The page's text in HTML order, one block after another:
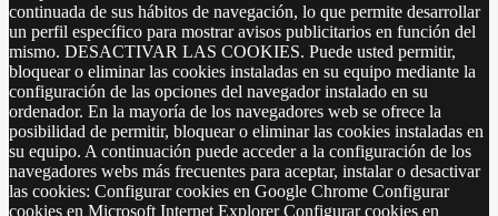
continuada de sus hábitos de navegación, lo que permite desarrollar
un perfil específico para mostrar avisos publicitarios en función del
mismo. DESACTIVAR LAS COOKIES. Puede usted permitir,
bloquear o eliminar las cookies instaladas en su equipo mediante la
configuración de las opciones del navegador instalado en su
ordenador. En la mayoría de los navegadores web se ofrece la
posibilidad de permitir, bloquear o eliminar las cookies instaladas en
su equipo. A continuación puede acceder a la configuración de los
navegadores webs más frecuentes para aceptar, instalar o desactivar
las cookies: Configurar cookies en Google Chrome Configurar
cookies en Microsoft Internet Explorer Configurar cookies en